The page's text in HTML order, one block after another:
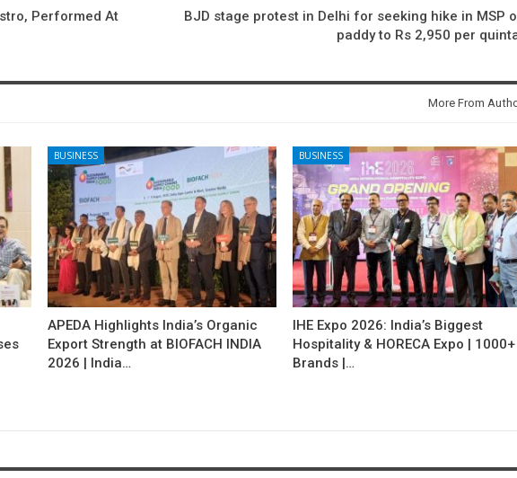
Performed At
BJD stage protest in Delhi for seeking hike in MSP
paddy to Rs 2,950 per
More From
BUSINESS
APEDA Highlights India’s Organic
Export Strength at BIOFACH INDIA
2026 | India…
BUSINESS
IHE Expo 2026: India’s Biggest
Hospitality & HORECA Expo | 1000+
Brands |…